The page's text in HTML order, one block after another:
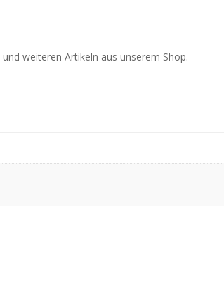
undweiteren Artikeln aus unserem Shop.